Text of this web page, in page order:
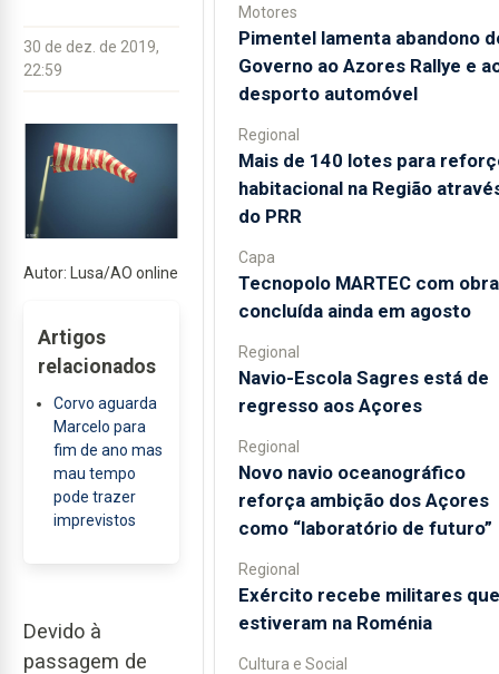
30 de dez. de 2019,
22:59
Autor: Lusa/AO online
Artigos
relacionados
Corvo aguarda
Marcelo para
fim de ano mas
mau tempo
pode trazer
imprevistos
Devido à
passagem de
Motores
Pimentel lamenta abandono
Governo ao Azores Rallye e
desporto automóvel
Regional
Mais de 140 lotes para
habitacional na Região
do PRR
Capa
Tecnopolo MARTEC com obra
concluída ainda em agosto
Regional
Navio-Escola Sagres está de
regresso aos Açores
Regional
Novo navio oceanográfico
reforça ambição dos Açores
como “laboratório de futuro”
Regional
Exército recebe militares que
estiveram na Roménia
Cultura e Social